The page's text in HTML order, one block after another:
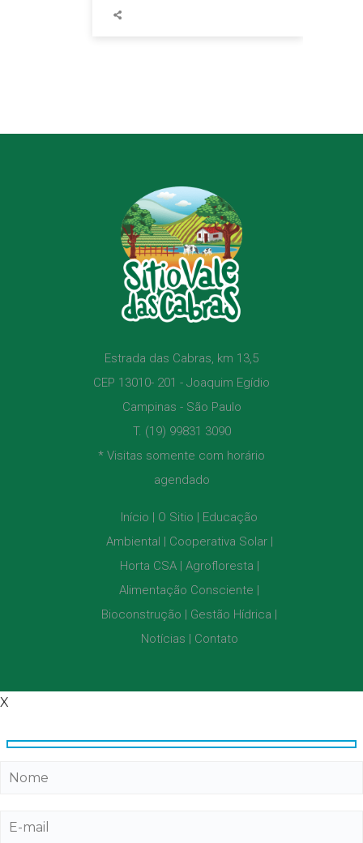
Estrada das Cabras, km 13,5
CEP 13010- 201 - Joaquim Egídio
Campinas - São Paulo
T. (19) 99831 3090
* Visitas somente com horário
agendado
Início O Sitio
Educação
Ambiental
Cooperativa Solar
Horta CSA
Agrofloresta
Alimentação Consciente
Bioconstrução
Gestão Hídrica
Notícias
Contato
X